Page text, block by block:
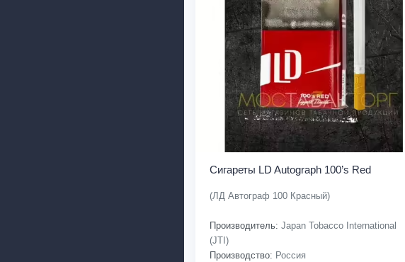
Сигареты LD Autograph 100’s Red
(ЛД Автограф 100 Красный)
Производитель: Japan Tobacco International
(JTI)
Производство: Россия